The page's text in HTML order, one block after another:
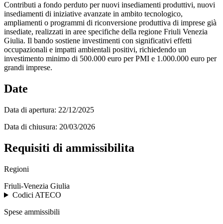
Contributi a fondo perduto per nuovi insediamenti produttivi, nuovi
insediamenti di iniziative avanzate in ambito tecnologico,
ampliamenti o programmi di riconversione produttiva di imprese già
insediate, realizzati in aree specifiche della regione Friuli Venezia
Giulia. Il bando sostiene investimenti con significativi effetti
occupazionali e impatti ambientali positivi, richiedendo un
investimento minimo di 500.000 euro per PMI e 1.000.000 euro per
grandi imprese.
Date
Data di apertura: 22/12/2025
Data di chiusura: 20/03/2026
Requisiti di ammissibilita
Regioni
Friuli-Venezia Giulia
Codici ATECO
Spese ammissibili